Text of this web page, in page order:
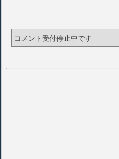
コメント受付停止中です